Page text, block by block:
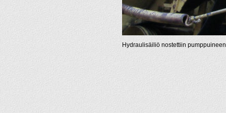
Hydraulisäiliö nostettiin